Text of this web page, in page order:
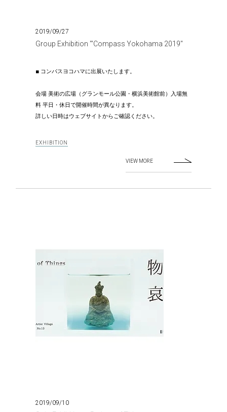
2019/09/27
Group Exhibition '"Compass Yokohama 2019"
■ コンパスヨコハマに出展いたします。
会場 美術の広場（グランモール公園・横浜美術館前）入場無
料 ​平日・休日で開催時間が異なります。
詳しい日時はウェブサイトからご確認ください。
EXHIBITION
VIEW MORE
2019/09/10